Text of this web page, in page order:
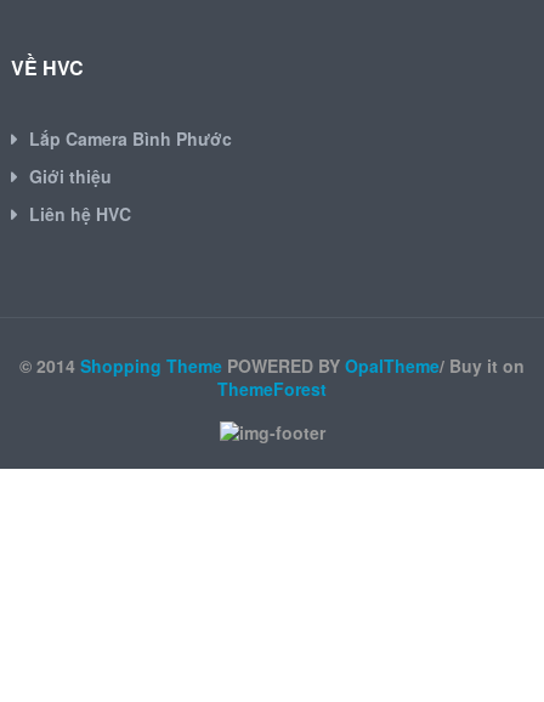
VỀ HVC
Lắp Camera Bình Phước
Giới thiệu
Liên hệ HVC
© 2014 Shopping Theme POWERED BY OpalTheme/ Buy it on
ThemeForest